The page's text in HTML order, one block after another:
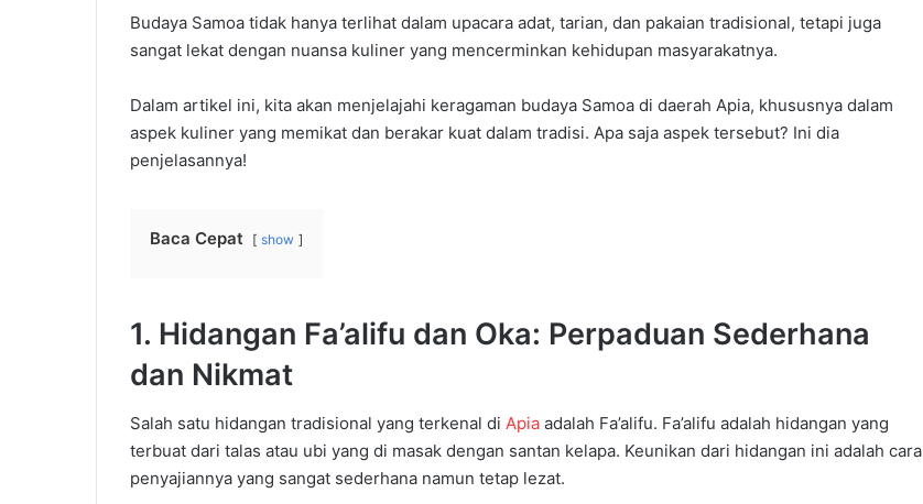
Budaya Samoa tidak hanya terlihat dalam upacara adat, tarian, dan pakaian tradisional, tetapi juga
sangat lekat dengan nuansa kuliner yang mencerminkan kehidupan masyarakatnya.
Dalam artikel ini, kita akan menjelajahi keragaman budaya Samoa di daerah Apia, khususnya dalam
aspek kuliner yang memikat dan berakar kuat dalam tradisi. Apa saja aspek tersebut? Ini dia
penjelasannya!
Baca Cepat show
1. Hidangan Fa’alifu dan Oka: Perpaduan Sederhana
dan Nikmat
Salah satu hidangan tradisional yang terkenal di Apia adalah Fa’alifu. Fa’alifu adalah hidangan yang
terbuat dari talas atau ubi yang di masak dengan santan kelapa. Keunikan dari hidangan ini adalah cara
penyajiannya yang sangat sederhana namun tetap lezat.